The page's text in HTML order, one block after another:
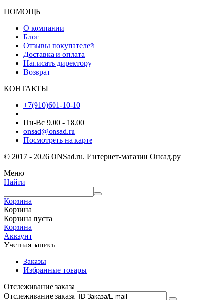
ПОМОЩЬ
О компании
Блог
Отзывы покупателей
Доставка и оплата
Написать директору
Возврат
КОНТАКТЫ
+7(910)601-10-10
Пн-Вс 9.00 - 18.00
onsad@onsad.ru
Посмотреть на карте
© 2017 - 2026 ONSad.ru. Интернет-магазин Онсад.ру
Меню
Найти
Корзина
Корзина
Корзина пуста
Корзина
Аккаунт
Учетная запись
Заказы
Избранные товары
Отслеживание заказа
Отслеживание заказа